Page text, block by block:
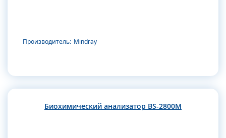
Производитель: Mindray
Биохимический анализатор BS-2800M